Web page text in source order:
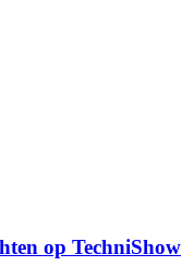
op TechniShow